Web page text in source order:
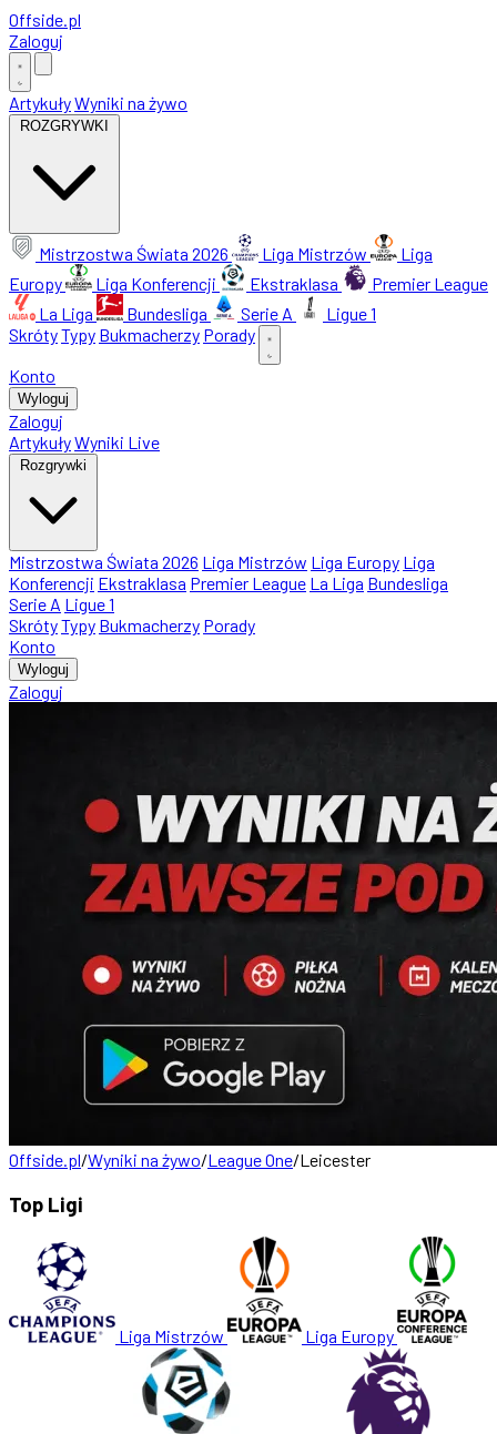
Offside.pl
Zaloguj
ArtykułyWyniki na żywo
ROZGRYWKI
Mistrzostwa Świata 2026 Liga Mistrzów
Liga
Europy
Liga Konferencji Ekstraklasa
Premier League
La Liga
Bundesliga Serie A
Ligue 1
SkrótyTypy Bukmacherzy Porady
Konto
Wyloguj
Zaloguj
ArtykułyWyniki Live
Rozgrywki
Mistrzostwa Świata 2026 Liga Mistrzów Liga Europy Liga
Konferencji Ekstraklasa Premier League La Liga Bundesliga
Serie A Ligue 1
SkrótyTypy Bukmacherzy Porady
Konto
Wyloguj
Zaloguj
Offside.pl/Wyniki na żywo/League One/Leicester
Top Ligi
Liga Mistrzów Liga Europy